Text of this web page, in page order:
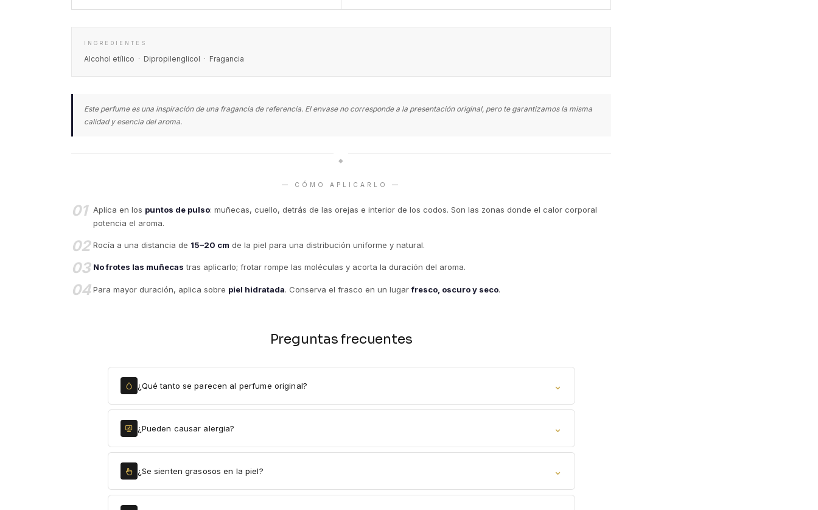
INGREDIENTES
Alcohol etílico · Dipropilenglicol · Fragancia
Este perfume es una inspiración de una fragancia de referencia. El envase no corresponde a la presentación original, pero te garantizamos la misma
calidad y esencia del aroma.
◆
— CÓMO APLICARLO —
01 Aplica en los puntos de pulso: muñecas, cuello, detrás de las orejas e interior de los codos. Son las zonas donde el calor corporal
potencia el aroma.
02 Rocía a una distancia de 15–20 cm de la piel para una distribución uniforme y natural.
03 No frotes las muñecas tras aplicarlo; frotar rompe las moléculas y acorta la duración del aroma.
04 Para mayor duración, aplica sobre piel hidratada. Conserva el frasco en un lugarfresco, oscuro y seco.
Preguntas frecuentes
¿Qué tanto se parecen al perfume original? ⌄
¿Pueden causar alergia? ⌄
¿Se sienten grasosos en la piel? ⌄